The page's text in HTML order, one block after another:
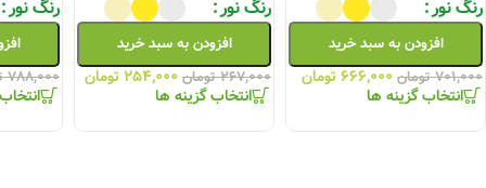
رنگ نور
افزودن به سبد خرید
۷۰۱,۰۰۰ تومان ۶۶۶,۰۰۰تومان
انتخاب گزینه ها
رنگ نور
افزودن به سبد خرید
۲۶۷,۰۰۰ تومان ۲۵۴,۰۰۰ تومان
انتخاب گزینه ها
رنگ نور
۷۸۸,۰۰۰